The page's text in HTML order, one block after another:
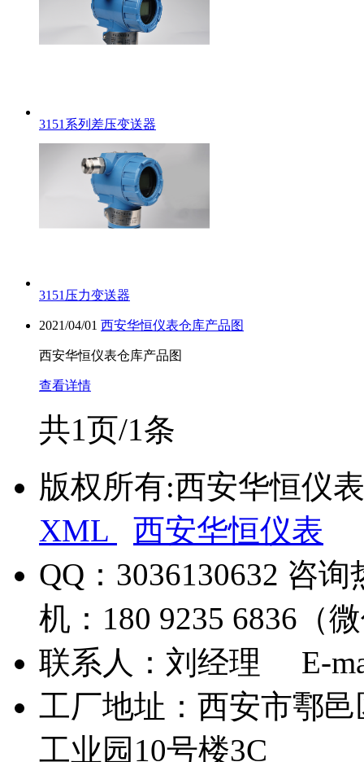
3151系列差压变送器
3151压力变送器
2021/04/01 西安华恒仪表仓库产品图
西安华恒仪表仓库产品图
查看详情
共1页/1条
版权所有:西安华恒仪
XML
西安华恒仪表
QQ：3036130632 咨
机：180 9235 6836（
联系人：刘经理 E-
工厂地址：西安市鄠
工业园10号楼3C